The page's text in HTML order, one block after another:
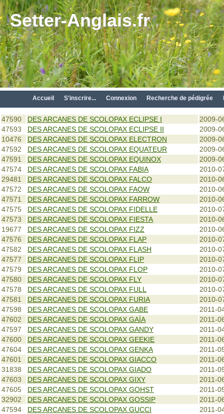
Setter-Anglais.fr
Accueil S'inscrire... Connexion Recherche de pédigrée
47590 DES ARCANES DE SCOLOPAX ECLIPSE I
2009-
47593
DES ARCANES DE SCOLOPAX ECLIPSE II
2009-
10476
DES ARCANES DE SCOLOPAX ELECTRON
2009-
47592
DES ARCANES DE SCOLOPAX EQUATEUR
2009-
47591
DES ARCANES DE SCOLOPAX EQUINOX
2009-
47574
DES ARCANES DE SCOLOPAX FABIA
2010-
29481
DES ARCANES DE SCOLOPAX FALCO
2010-
47572
DES ARCANES DE SCOLOPAX FAOW
2010-
47571
DES ARCANES DE SCOLOPAX FARROW
2010-
47575
DES ARCANES DE SCOLOPAX FIDELLE
2010-
47573
DES ARCANES DE SCOLOPAX FIESTA
2010-
19677
DES ARCANES DE SCOLOPAX FIZZ
2010-
47576
DES ARCANES DE SCOLOPAX FLAP
2010-
47582
DES ARCANES DE SCOLOPAX FLASH
2010-
47577
DES ARCANES DE SCOLOPAX FLIP
2010-
47579
DES ARCANES DE SCOLOPAX FLOP
2010-
47580
DES ARCANES DE SCOLOPAX FLY
2010-
47578
DES ARCANES DE SCOLOPAX FULL
2010-
47581
DES ARCANES DE SCOLOPAX FURIA
2010-
47598
DES ARCANES DE SCOLOPAX GABE
2011-
47602
DES ARCANES DE SCOLOPAX GAÏA
2011-
47597
DES ARCANES DE SCOLOPAX GANDY
2011-
47600
DES ARCANES DE SCOLOPAX GEEKIE
2011-
47604
DES ARCANES DE SCOLOPAX GENKA
2011-
47601
DES ARCANES DE SCOLOPAX GIACCO
2011-
31838
DES ARCANES DE SCOLOPAX GIADO
2011-
47603
DES ARCANES DE SCOLOPAX GIXY
2011-
47605
DES ARCANES DE SCOLOPAX GOHST
2011-
32902
DES ARCANES DE SCOLOPAX GOSSIP
2011-
47594
DES ARCANES DE SCOLOPAX GUCCI
2011-